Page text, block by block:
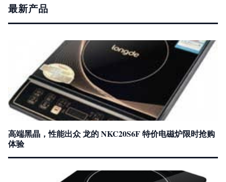
最新产品
高端黑晶，性能出众 龙的 NKC20S6F 特价电磁炉限时抢购
体验